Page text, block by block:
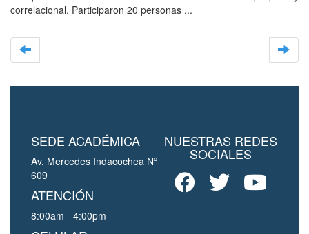
correlacional. Participaron 20 personas ...
SEDE ACADÉMICA
Av. Mercedes Indacochea Nº
609
ATENCIÓN
8:00am - 4:00pm
NUESTRAS REDES
SOCIALES